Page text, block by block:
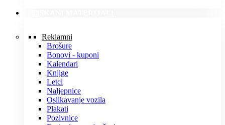
Reklamni
Brošure
Bonovi - kuponi
Kalendari
Knjige
Letci
Naljepnice
Oslikavanje vozila
Plakati
Pozivnice